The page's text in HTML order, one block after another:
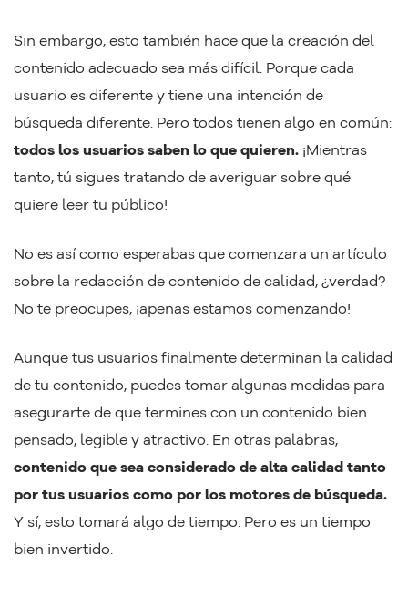
Sin embargo, esto también hace que la creación del
contenido adecuado sea más difícil. Porque cada
usuario es diferente y tiene una intención de
búsqueda diferente. Pero todos tienen algo en común:
todos los usuarios saben lo que quieren. ¡Mientras
tanto, tú sigues tratando de averiguar sobre qué
quiere leer tu público!
No es así como esperabas que comenzara un artículo
sobre la redacción de contenido de calidad, ¿verdad?
No te preocupes, ¡apenas estamos comenzando!
Aunque tus usuarios finalmente determinan la calidad
de tu contenido, puedes tomar algunas medidas para
asegurarte de que termines con un contenido bien
pensado, legible y atractivo. En otras palabras,
contenido que sea considerado de alta calidad tanto
por tus usuarios como por los motores de búsqueda.
Y sí, esto tomará algo de tiempo. Pero es un tiempo
bien invertido.